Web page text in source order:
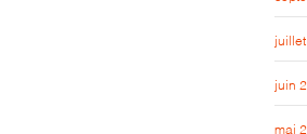
juillet
juin
mai